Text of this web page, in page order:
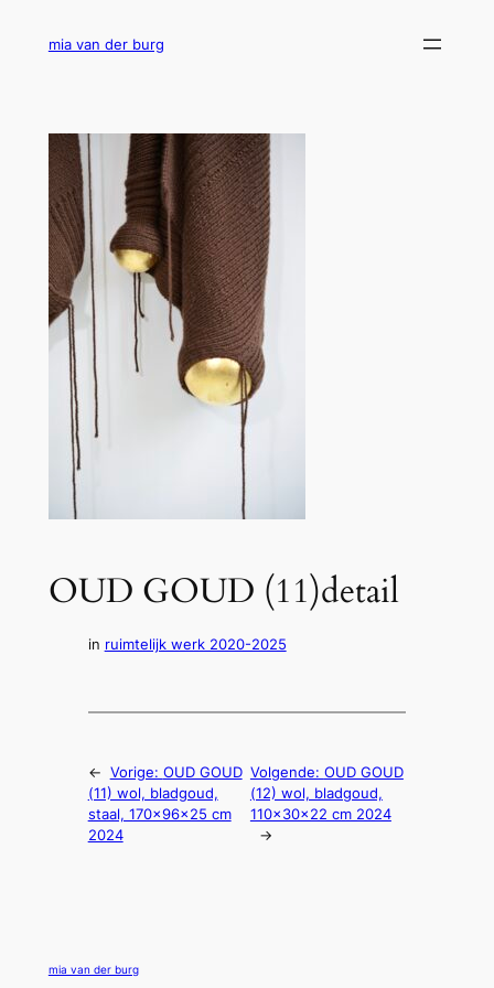
mia van der burg
OUD GOUD (11)detail
in ruimtelijk werk 2020-2025
← Vorige: OUD GOUD
(11) wol, bladgoud,
staal, 170x96x25 cm
2024
Volgende: OUD GOUD
(12) wol, bladgoud,
110x30x22 cm 2024
→
mia van der burg